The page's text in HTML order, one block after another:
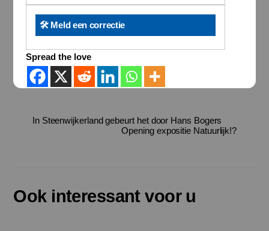
🛠️ Meld een correctie
Spread the love
In Steenwijkerland gebeurt het door Hans Bogers
Opening expositie Natuurlijk!?
Ook interessant voor u